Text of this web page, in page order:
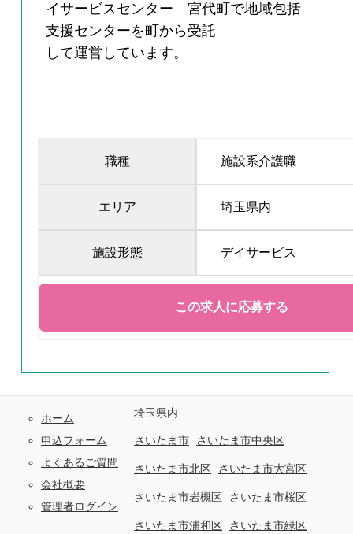
イサービスセンター 宮代町で地域包括
支援センターを町から受託
して運営しています。
職種 施設系介護職
エリア 埼玉県内
施設形態 デイサービス
ホーム
申込フォーム
よくあるご質問
会社概要
管理者ログイン
埼玉県内
さいたま市 さいたま市中央区
さいたま市北区 さいたま市大宮区
さいたま市岩槻区 さいたま市桜区
さいたま市浦和区 さいたま市緑区